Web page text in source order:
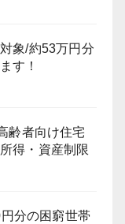
象/約53万円分
す！
齢者向け住宅
得・資産制限
分の困窮世帯